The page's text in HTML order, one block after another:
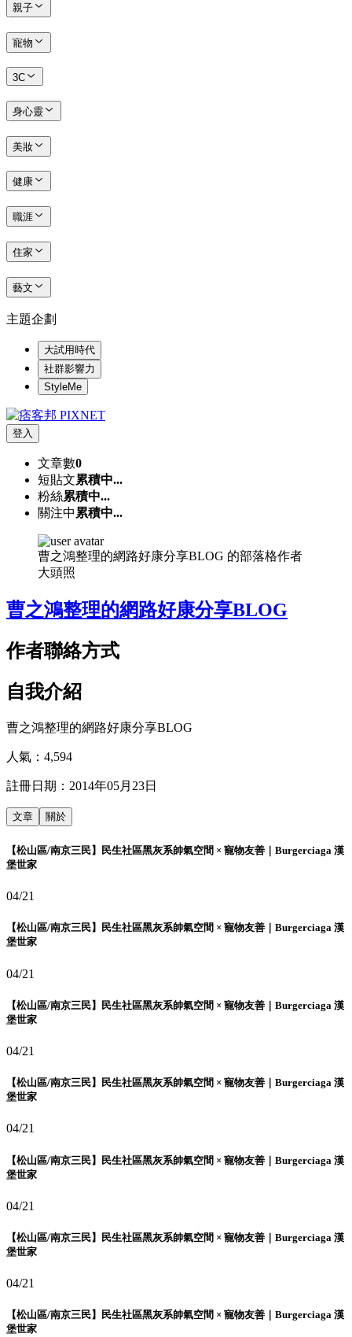
親子
寵物
3C
身心靈
美妝
健康
職涯
住家
藝文
主題企劃
大試用時代
社群影響力
StyleMe
登入
文章數0
短貼文累積中...
粉絲累積中...
關注中 累積中...
曹之鴻整理的網路好康分享BLOG 的部落格作者
大頭照
曹之鴻整理的網路好康分享BLOG
作者聯絡方式
自我介紹
曹之鴻整理的網路好康分享BLOG
人氣： 4,594
註冊日期： 2014年05月23日
文章 關於
【松山區/南京三民】民生社區黑灰系帥氣空間 × 寵物友善｜Burgerciaga 漢
堡世家
04/21
【松山區/南京三民】民生社區黑灰系帥氣空間 × 寵物友善｜Burgerciaga 漢
堡世家
04/21
【松山區/南京三民】民生社區黑灰系帥氣空間 × 寵物友善｜Burgerciaga 漢
堡世家
04/21
【松山區/南京三民】民生社區黑灰系帥氣空間 × 寵物友善｜Burgerciaga 漢
堡世家
04/21
【松山區/南京三民】民生社區黑灰系帥氣空間 × 寵物友善｜Burgerciaga 漢
堡世家
04/21
【松山區/南京三民】民生社區黑灰系帥氣空間 × 寵物友善｜Burgerciaga 漢
堡世家
04/21
【松山區/南京三民】民生社區黑灰系帥氣空間 × 寵物友善｜Burgerciaga 漢
堡世家